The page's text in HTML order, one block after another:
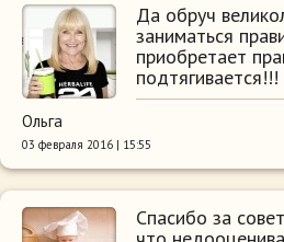
Да обруч
заниматься
приобретает
подтягивается!!!
Ольга
03 февраля 2016 | 15:55
Спасибо за